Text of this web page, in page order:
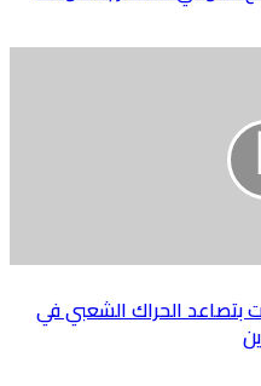
بتصاعد الحراك الشعبي في